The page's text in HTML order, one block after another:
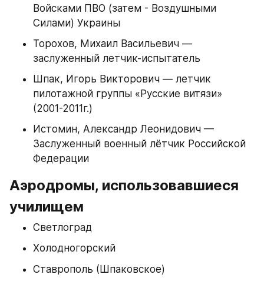
Войсками ПВО (затем - Воздушными
Силами) Украины
Торохов, Михаил Васильевич —
заслуженный летчик-испытатель
Шпак, Игорь Викторович — летчик
пилотажной группы «Русские витязи»
(2001-2011г.)
Истомин, Александр Леонидович —
Заслуженный военный лётчик Российской
Федерации
Аэродромы, использовавшиеся
училищем
Светлоград
Холодногорский
Ставрополь (Шпаковское)